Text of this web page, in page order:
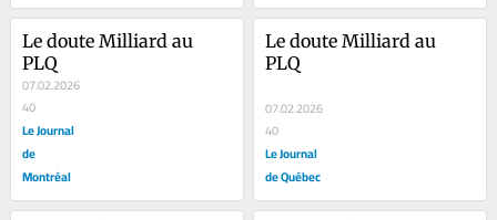
Le doute Milliard au
PLQ
07.02.2026
40
Le Journal
de
Montréal
Le doute Milliard au
PLQ
07.02.2026
40
Le Journal
de Québec